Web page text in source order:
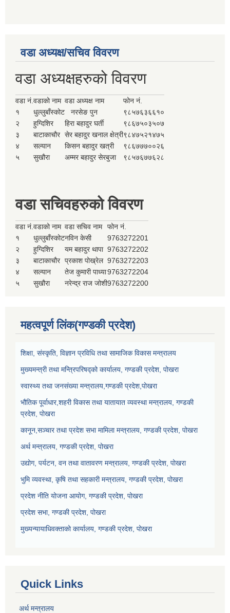
वडा अध्यक्ष/सचिव विवरण
वडा अध्यक्षहरुको विवरण
वडा नं. वडाको नाम वडा अध्यक्ष नाम
फोन नं.
१
धुल्लुबाँस्कोट नरसेङ पुन
९८५७६३६६१०
२
हुग्दिशिर हिरा बहादुर घर्ती
९८६७५०३५०७
३
बाटाकाचौर सेर बहादुर खनाल क्षेत्री९८४७५२१४७५
४
सल्यान किसन बहादुर खत्री
९८६७७७००२६
५
सुखौरा अम्मर बहादुर सेरबुजा ९८५७६७७६२८
वडा सचिवहरुको विवरण
वडा नं. वडाको नाम वडा सचिव नाम
फोन नं.
१
धुल्लुबाँस्कोटनविन केसी
9763272201
२
हुग्दिशिर यम बहादुर थापा 9763272202
३
बाटाकाचौर प्रकाश पोख्रेल 9763272203
४
सल्यान तेज कुमारी पाध्या9763272204
५
सुखौरा नरेन्द्र राज जोशी9763272200
महत्वपूर्ण लिंक(गण्डकी प्रदेश)
शिक्षा, संस्कृति, विज्ञान प्रविधि तथा सामाजिक विकास मन्त्रालय
मुख्यमन्त्री तथा मन्त्रिपरिषद्को कार्यालय, गण्डकी प्रदेश, पोखरा
स्वास्थ्य तथा जनसंख्या मन्त्रालय,गण्डकी प्रदेश,पोखरा
भौतिक पूर्वाधार,शहरी विकास तथा यातायात व्यवस्था मन्त्रालय, गण्डकी
प्रदेश, पोखरा
कानून,सञ्चार तथा प्रदेश सभा मामिला मन्त्रालय, गण्डकी प्रदेश, पोखरा
अर्थ मन्त्रालय, गण्डकी प्रदेश, पोखरा
उद्योग, पर्यटन, वन तथा वातावरण मन्त्रालय, गण्डकी प्रदेश, पोखरा
भुमि व्यवस्था, कृषि तथा सहकारी मन्त्रालय, गण्डकी प्रदेश, पोखरा
प्रदेश नीति योजना आयोग, गण्डकी प्रदेश, पोखरा
प्रदेश सभा, गण्डकी प्रदेश, पोखरा
मुख्यन्यायाधिवक्ताको कार्यालय, गण्डकी प्रदेश, पोखरा
Quick Links
अर्थ मन्त्रालय